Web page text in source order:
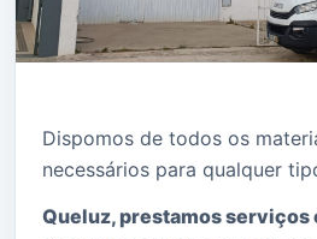
Dispomos de todos os
necessários para qualquer
Queluz, prestamos serviços